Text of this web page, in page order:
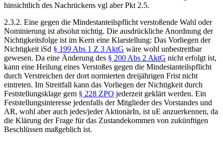
hinsichtlich des Nachrückens vgl aber Pkt 2.5.
2.3.2. Eine gegen die Mindestanteilspflicht verstoßende Wahl oder
Nominierung ist absolut nichtig. Die ausdrückliche Anordnung der
Nichtigkeitsfolge ist im Kern eine Klarstellung: Das Vorliegen der
Nichtigkeit iSd § 199 Abs 1 Z 3 AktG wäre wohl unbestreitbar
gewesen. Da eine Änderung des § 200 Abs 2 AktG nicht erfolgt ist,
kann eine Heilung eines Verstoßes gegen die Mindestanteilspflicht
durch Verstreichen der dort normierten dreijährigen Frist nicht
eintreten. Im Streitfall kann das Vorliegen der Nichtigkeit durch
Feststellungsklage gem § 228 ZPO jederzeit geklärt werden. Ein
Feststellungsinteresse jedenfalls der Mitglieder des Vorstandes und
AR, wohl aber auch jedes/jeder AktionärIn, ist uE anzuerkennen, da
die Klärung der Frage für das Zustandekommen von zukünftigen
Beschlüssen maßgeblich ist.